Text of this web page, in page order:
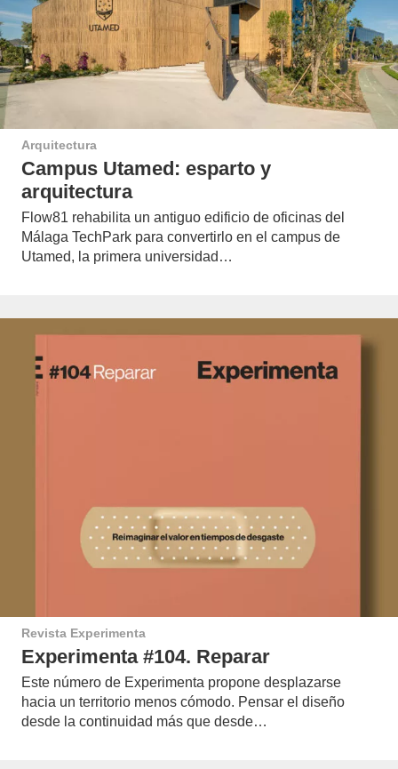
Arquitectura
Campus Utamed: esparto y
arquitectura
Flow81 rehabilita un antiguo edificio de oficinas del
Málaga TechPark para convertirlo en el campus de
Utamed, la primera universidad…
Revista Experimenta
Experimenta #104. Reparar
Este número de Experimenta propone desplazarse
hacia un territorio menos cómodo. Pensar el diseño
desde la continuidad más que desde…